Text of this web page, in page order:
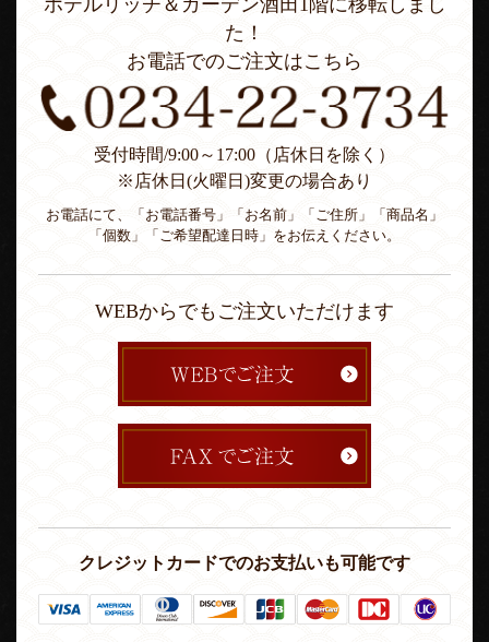
ホテルリッチ＆ガーデン酒田1階に移転しまし
た！
お電話でのご注文はこちら
受付時間/9:00～17:00（店休日を除く）
※店休日(火曜日)変更の場合あり
お電話にて、「お電話番号」「お名前」「ご住所」「商品名」
「個数」「ご希望配達日時」をお伝えください。
WEBからでもご注文いただけます
クレジットカードでのお支払いも可能です